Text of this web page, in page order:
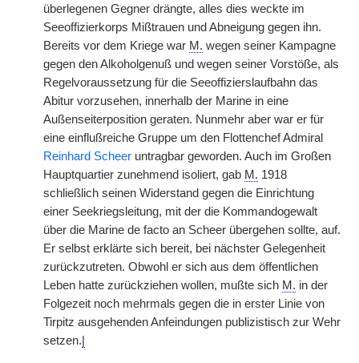
überlegenen Gegner drängte, alles dies weckte im
Seeoffizierkorps Mißtrauen und Abneigung gegen ihn.
Bereits vor dem Kriege war M. wegen seiner Kampagne
gegen den Alkoholgenuß und wegen seiner Vorstöße, als
Regelvoraussetzung für die Seeoffizierslaufbahn das
Abitur vorzusehen, innerhalb der Marine in eine
Außenseiterposition geraten. Nunmehr aber war er für
eine einflußreiche Gruppe um den Flottenchef Admiral
Reinhard Scheer untragbar geworden. Auch im Großen
Hauptquartier zunehmend isoliert, gab M. 1918
schließlich seinen Widerstand gegen die Einrichtung
einer Seekriegsleitung, mit der die Kommandogewalt
über die Marine de facto an Scheer übergehen sollte, auf.
Er selbst erklärte sich bereit, bei nächster Gelegenheit
zurückzutreten. Obwohl er sich aus dem öffentlichen
Leben hatte zurückziehen wollen, mußte sich M. in der
Folgezeit noch mehrmals gegen die in erster Linie von
Tirpitz ausgehenden Anfeindungen publizistisch zur Wehr
setzen.